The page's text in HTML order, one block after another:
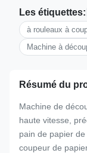
Les étiquettes:
à rouleaux à
Machine à
Résumé du
Machine de
haute vitesse,
pain de papier
coupeur de